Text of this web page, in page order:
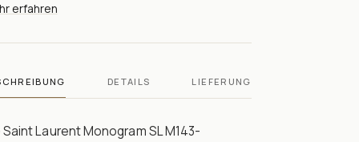
erfahren
DETAILS LIEFERUNG
Saint Laurent Monogram SL M143-